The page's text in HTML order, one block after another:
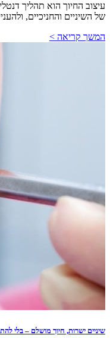
עיצוב החיוך הוא תהליך
של השיניים והחניכיים,
המשך קריאה >
שיניים ישרות, חיוך מושלם – בלי